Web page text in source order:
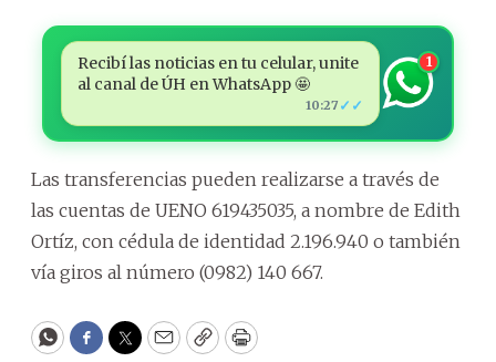
Recibí las noticias en tu celular, unite
al canal de ÚH en WhatsApp 🤩
10:27 ✓✓
1
Las transferencias pueden realizarse a través de
las cuentas de UENO 619435035, a nombre de Edith
Ortíz, con cédula de identidad 2.196.940 o también
vía giros al número (0982) 140 667.
WhatsApp
Facebook
Twitter
EmailCopyPrint